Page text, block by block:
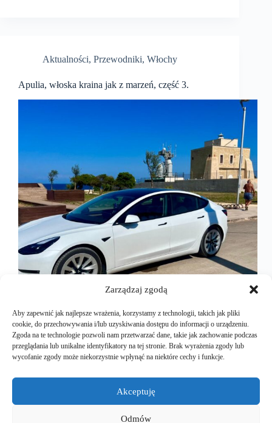
Zarządzaj zgodą
Aby zapewnić jak najlepsze wrażenia, korzystamy z technologii, takich jak pliki
cookie, do przechowywania i/lub uzyskiwania dostępu do informacji o urządzeniu.
Zgoda na te technologie pozwoli nam przetwarzać dane, takie jak zachowanie podczas
przeglądania lub unikalne identyfikatory na tej stronie. Brak wyrażenia zgody lub
wycofanie zgody może niekorzystnie wpłynąć na niektóre cechy i funkcje.
Akceptuję
Odmów
Aktualności, Przewodniki, Włochy
Apulia, włoska kraina jak z marzeń, część 3.
Po długiej, naprawdę długiej drodze, obfitującej w
przepiękne widoki oraz pyszne miejscowe jedzenie,
docelowego. Miejscowość Torre Santa Sabina, to
małe miasteczko na wybrzeżu Adriatyku. Nasz dom
wyglądał naprawdę okazale, choć nie był pierwszej
2024-10-31